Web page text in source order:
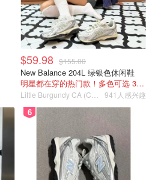
$59.98 $155.00
New Balance 204L 绿银色休闲鞋
明星都在穿的热门款！多色可选 3.8折
941人感兴趣
6